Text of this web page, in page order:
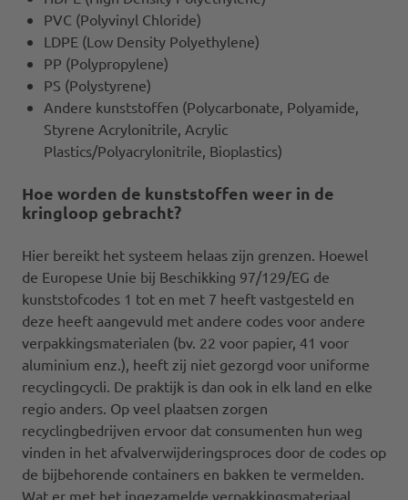
PVC (Polyvinyl Chloride)
LDPE (Low Density Polyethylene)
PP (Polypropylene)
PS (Polystyrene)
Andere kunststoffen (Polycarbonate, Polyamide,
Styrene Acrylonitrile, Acrylic
Plastics/Polyacrylonitrile, Bioplastics)
Hoe worden de kunststoffen weer in de
kringloop gebracht?
Hier bereikt het systeem helaas zijn grenzen. Hoewel
de Europese Unie bij Beschikking 97/129/EG de
kunststofcodes 1 tot en met 7 heeft vastgesteld en
deze heeft aangevuld met andere codes voor andere
verpakkingsmaterialen (bv. 22 voor papier, 41 voor
aluminium enz.), heeft zij niet gezorgd voor uniforme
recyclingcycli. De praktijk is dan ook in elk land en elke
regio anders. Op veel plaatsen zorgen
recyclingbedrijven ervoor dat consumenten hun weg
vinden in het afvalverwijderingsproces door de codes op
de bijbehorende containers en bakken te vermelden.
Wat er met het ingezamelde verpakkingsmateriaal